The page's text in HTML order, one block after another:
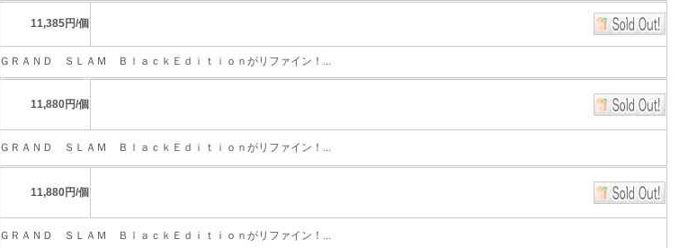
11,385円/個
ＧＲＡＮＤ ＳＬＡＭ ＢｌａｃｋＥｄｉｔｉｏｎがリファイン！...
11,880円/個
ＧＲＡＮＤ ＳＬＡＭ ＢｌａｃｋＥｄｉｔｉｏｎがリファイン！...
11,880円/個
ＧＲＡＮＤ ＳＬＡＭ ＢｌａｃｋＥｄｉｔｉｏｎがリファイン！...